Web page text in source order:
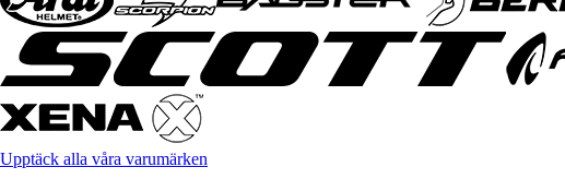
Upptäck alla våra varumärken